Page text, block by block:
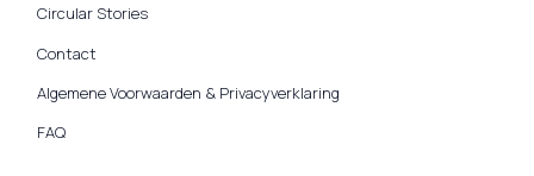
Circular Stories
Contact
Algemene Voorwaarden & Privacyverklaring
FAQ